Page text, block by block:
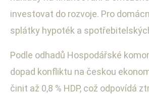
investovat do rozvoje. Pro
splátky hypoték a
Podle odhadů Hospodářské
dopad konfliktu na českou
činit až 0,8 % HDP, což odpovídá